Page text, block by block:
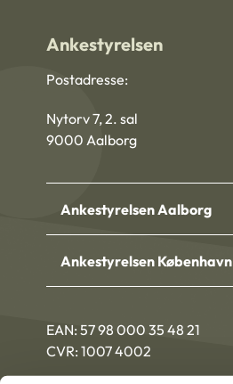
Ankestyrelsen
Postadresse:
Nytorv 7, 2. sal
9000 Aalborg
Ankestyrelsen Aalborg
Ankestyrelsen København
EAN: 57 98 000 35 48 21
CVR: 1007 4002